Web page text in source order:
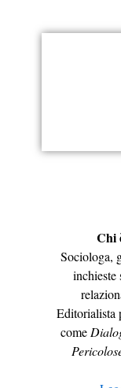
Chi
Sociologa,
Editorialista
come